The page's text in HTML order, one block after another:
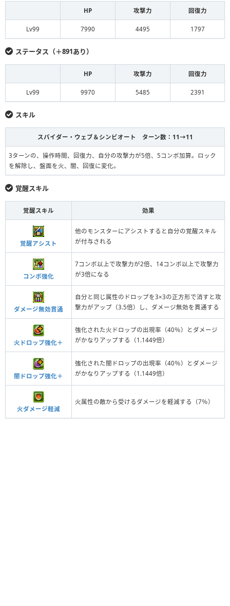
HP 攻撃力 回復力
Lv99 7990 4495 1797
ステータス（＋891あり）
HP 攻撃力 回復力
Lv99 9970 5485 2391
スキル
スパイダー・ウェブ＆シンビオート ターン数：11→11
3ターンの、操作時間、回復力、自分の攻撃力が5倍、5コンボ加算。ロック
を解除し、盤面を火、闇、回復に変化。
覚醒スキル
覚醒スキル 効果
覚醒アシスト
他のモンスターにアシストすると自分の覚醒スキル
が付与される
コンボ強化
7コンボ以上で攻撃力が2倍、14コンボ以上で攻撃力
が3倍になる
ダメージ無効貫通
自分と同じ属性のドロップを3×3の正方形で消すと攻
撃力がアップ（3.5倍）し、ダメージ無効を貫通する
火ドロップ強化＋
強化された火ドロップの出現率（40％）とダメージ
がかなりアップする（1.1449倍）
闇ドロップ強化＋
強化された闇ドロップの出現率（40％）とダメージ
がかなりアップする（1.1449倍）
火ダメージ軽減
火属性の敵から受けるダメージを軽減する（7％）